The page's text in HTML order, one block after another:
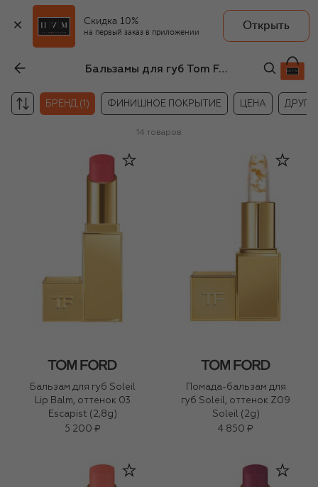
Скидка 10%
на первый заказ в приложении
Открыть
Бальзамы для губ Tom Ford
БРЕНД (1) ФИНИШНОЕ ПОКРЫТИЕ ЦЕНА
14 товаров
Бальзам для губ Soleil
Lip Balm, оттенок 03
Escapist (2,8g)
5 200 ₽
Помада-бальзам для
губ Soleil, оттенок Z09
Soleil (2g)
4 850 ₽